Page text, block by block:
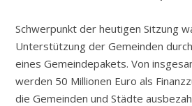
Schwerpunkt der heutigen Sitzung
Unterstützung der Gemeinden
eines Gemeindepakets. Von
werden 50 Millionen Euro als
die Gemeinden und Städte